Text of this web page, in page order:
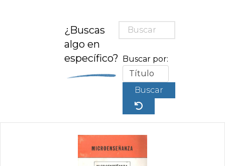
¿Buscas
algo en
específico?
Buscar por:
Buscar